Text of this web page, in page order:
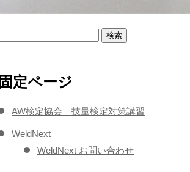
固定ページ
AW検定協会 技量検定対策講習
WeldNext
WeldNext お問い合わせ